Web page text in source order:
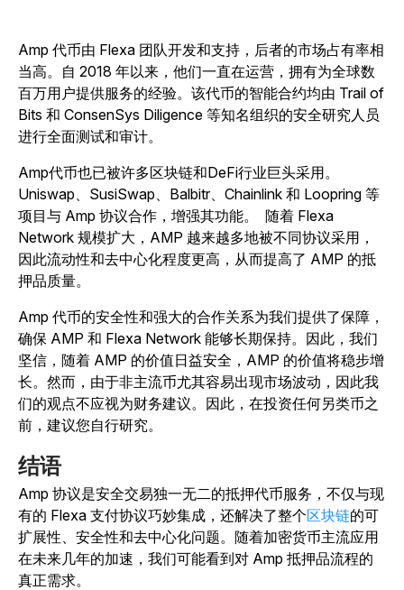
Amp 代币由 Flexa 团队开发和支持，后者的市场占有率相
当高。自 2018 年以来，他们一直在运营，拥有为全球数
百万用户提供服务的经验。该代币的智能合约均由 Trail of
Bits 和 ConsenSys Diligence 等知名组织的安全研究人员
进行全面测试和审计。
Amp代币也已被许多区块链和DeFi行业巨头采用。
Uniswap、SusiSwap、Balbitr、Chainlink 和 Loopring 等
项目与 Amp 协议合作，增强其功能。
随着 Flexa
Network 规模扩大，AMP 越来越多地被不同协议采用，
因此流动性和去中心化程度更高，从而提高了 AMP 的抵
押品质量。
Amp 代币的安全性和强大的合作关系为我们提供了保障，
确保 AMP 和 Flexa Network 能够长期保持。因此，我们
坚信，随着 AMP 的价值日益安全，AMP 的价值将稳步增
长。然而，由于非主流币尤其容易出现市场波动，因此我
们的观点不应视为财务建议。 因此，在投资任何另类币之
前，建议您自行研究。
结语
Amp 协议是安全交易独一无二的抵押代币服务，不仅与现
有的 Flexa 支付协议巧妙集成，还解决了整个区块链的可
扩展性、安全性和去中心化问题。随着加密货币主流应用
在未来几年的加速，我们可能看到对 Amp 抵押品流程的
真正需求。